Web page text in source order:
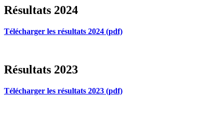
Résultats 2024
Télécharger les résultats 2024 (pdf)
Résultats 2023
Télécharger les résultats 2023 (pdf)